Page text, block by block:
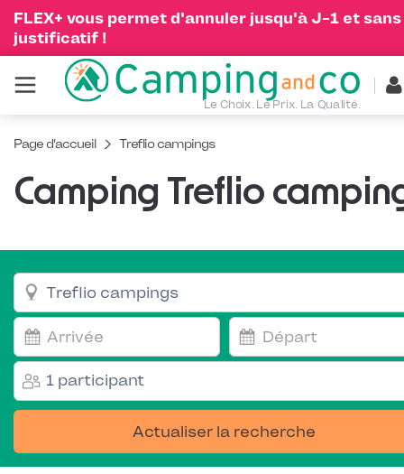
FLEX+ vous permet d'annuler jusqu'à J-1 et sans
justificatif !
Le Choix. Le Prix. La Qualité.
Page d'accueil Treflio campings
Camping Treflio
1 participant
Actualiser la recherche